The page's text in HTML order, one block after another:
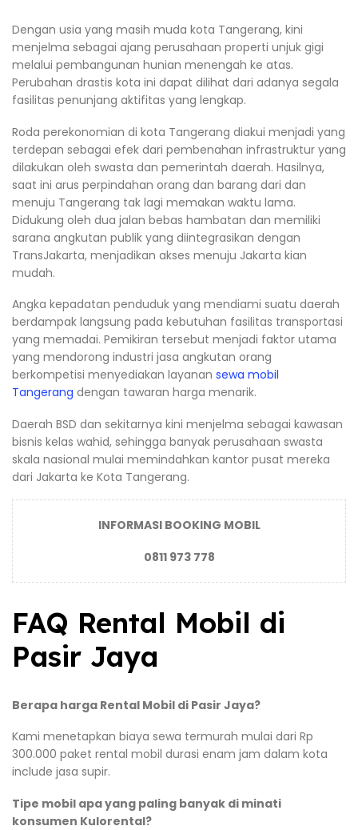
Dengan usia yang masih muda kota Tangerang, kini
menjelma sebagai ajang perusahaan properti unjuk gigi
melalui pembangunan hunian menengah ke atas.
Perubahan drastis kota ini dapat dilihat dari adanya segala
fasilitas penunjang aktifitas yang lengkap.
Roda perekonomian di kota Tangerang diakui menjadi yang
terdepan sebagai efek dari pembenahan infrastruktur yang
dilakukan oleh swasta dan pemerintah daerah. Hasilnya,
saat ini arus perpindahan orang dan barang dari dan
menuju Tangerang tak lagi memakan waktu lama.
Didukung oleh dua jalan bebas hambatan dan memiliki
sarana angkutan publik yang diintegrasikan dengan
TransJakarta, menjadikan akses menuju Jakarta kian
mudah.
Angka kepadatan penduduk yang mendiami suatu daerah
berdampak langsung pada kebutuhan fasilitas transportasi
yang memadai. Pemikiran tersebut menjadi faktor utama
yang mendorong industri jasa angkutan orang
berkompetisi menyediakan layanan sewa mobil
Tangerang dengan tawaran harga menarik.
Daerah BSD dan sekitarnya kini menjelma sebagai kawasan
bisnis kelas wahid, sehingga banyak perusahaan swasta
skala nasional mulai memindahkan kantor pusat mereka
dari Jakarta ke Kota Tangerang.
INFORMASI BOOKING MOBIL
0811 973 778
FAQ Rental Mobil di
Pasir Jaya
Berapa harga Rental Mobil di Pasir Jaya?
Kami menetapkan biaya sewa termurah mulai dari Rp
300.000 paket rental mobil durasi enam jam dalam kota
include jasa supir.
Tipe mobil apa yang paling banyak di minati
konsumen Kulorental?